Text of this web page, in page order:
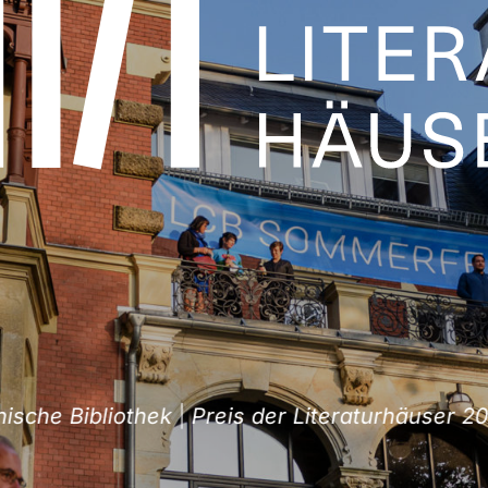
Bibliothek|Preis der Literaturhäuser 2026